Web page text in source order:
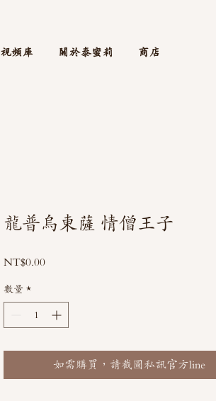
視頻庫 關於泰蜜莉 商店
龍普烏東薩 情僧王子
NT$0.00價
數量 *
如需購買，請截圖私訊官方line